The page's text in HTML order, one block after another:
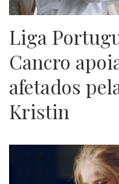
Liga
Cancro
afetados
Kristin